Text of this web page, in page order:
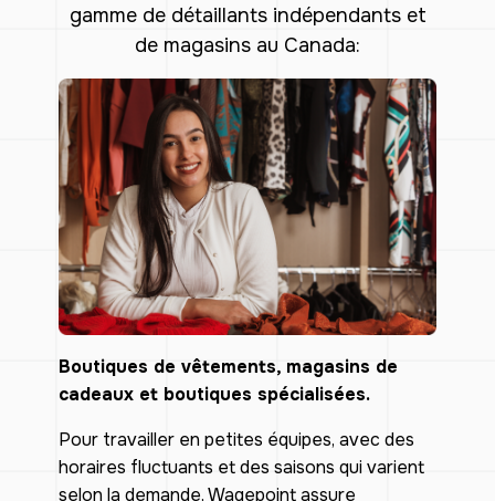
gamme de détaillants indépendants et
de magasins au Canada:
Boutiques de vêtements, magasins de
cadeaux et boutiques spécialisées.
Pour travailler en petites équipes, avec des
horaires fluctuants et des saisons qui varient
selon la demande, Wagepoint assure